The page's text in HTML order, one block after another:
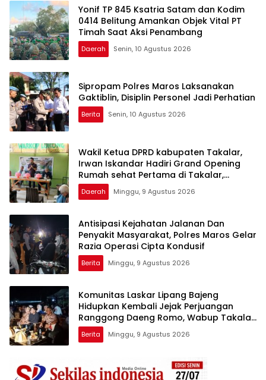
Yonif TP 845 Ksatria Satam dan Kodim
0414 Belitung Amankan Objek Vital PT
Timah Saat Aksi Penambang
Daerah Senin, 10 Agustus 2026
Sipropam Polres Maros Laksanakan
Gaktiblin, Disiplin Personel Jadi Perhatian
Berita Senin, 10 Agustus 2026
Wakil Ketua DPRD kabupaten Takalar,
Irwan Iskandar Hadiri Grand Opening
Rumah sehat Pertama di Takalar,
Melayani Terapis Gratis untuk Pasien
Dhuafa dan umum.
Daerah Minggu, 9 Agustus 2026
Antisipasi Kejahatan Jalanan Dan
Penyakit Masyarakat, Polres Maros Gelar
Razia Operasi Cipta Kondusif
Berita Minggu, 9 Agustus 2026
Komunitas Laskar Lipang Bajeng
Hidupkan Kembali Jejak Perjuangan
Ranggong Daeng Romo, Wabup Takalar:
Apresiasi Bahwa Sejarah Adalah
Warisan yang Tak Ternilai”.
Berita Minggu, 9 Agustus 2026